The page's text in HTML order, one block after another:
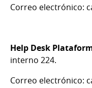
Correo electrónico:
Help Desk
interno 224.
Correo electrónico: